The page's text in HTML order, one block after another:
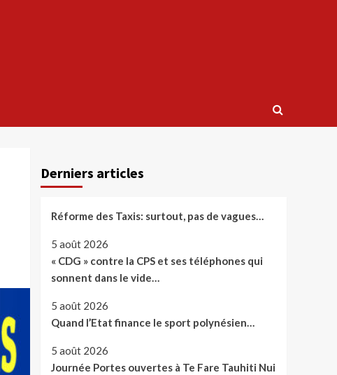
Derniers articles
Réforme des Taxis: surtout, pas de vagues…
5 août 2026
« CDG » contre la CPS et ses téléphones qui
sonnent dans le vide…
5 août 2026
Quand l’Etat finance le sport polynésien…
5 août 2026
Journée Portes ouvertes à Te Fare Tauhiti Nui